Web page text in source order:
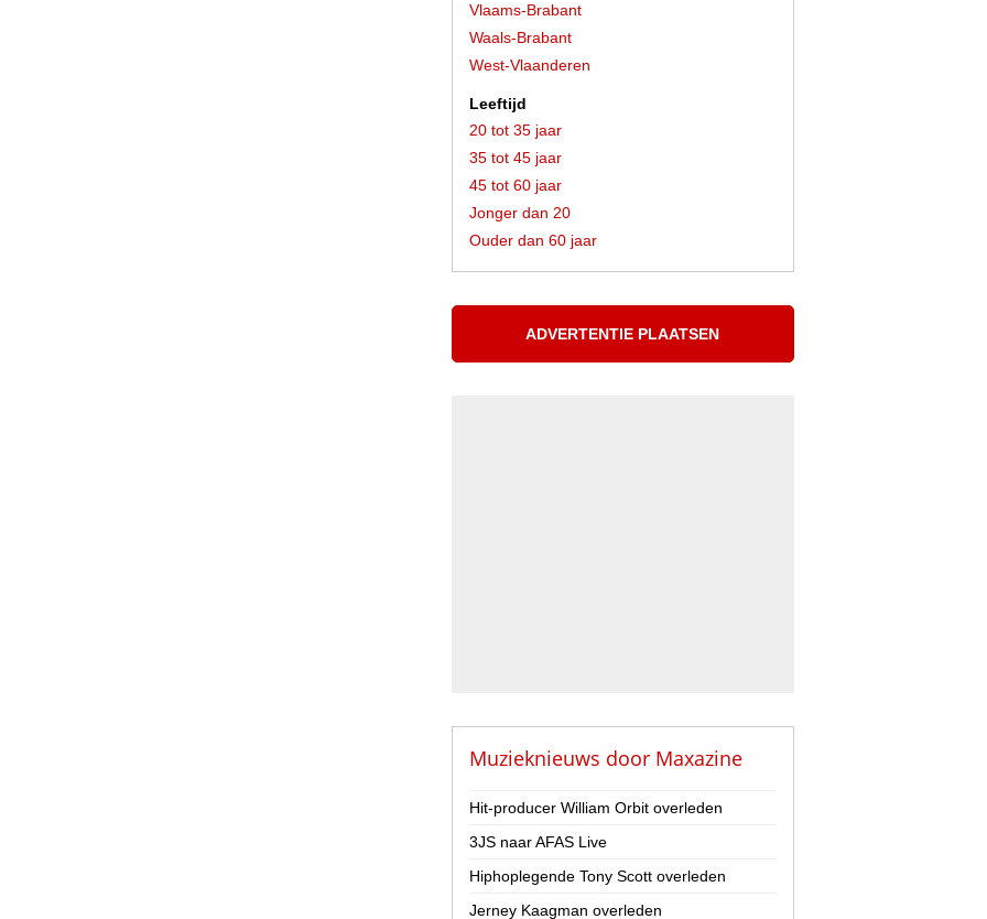
Vlaams-Brabant
Waals-Brabant
West-Vlaanderen
Leeftijd
20 tot 35 jaar
35 tot 45 jaar
45 tot 60 jaar
Jonger dan 20
Ouder dan 60 jaar
ADVERTENTIE PLAATSEN
Muzieknieuws door Maxazine
Hit-producer William Orbit overleden
3JS naar AFAS Live
Hiphoplegende Tony Scott overleden
Jerney Kaagman overleden